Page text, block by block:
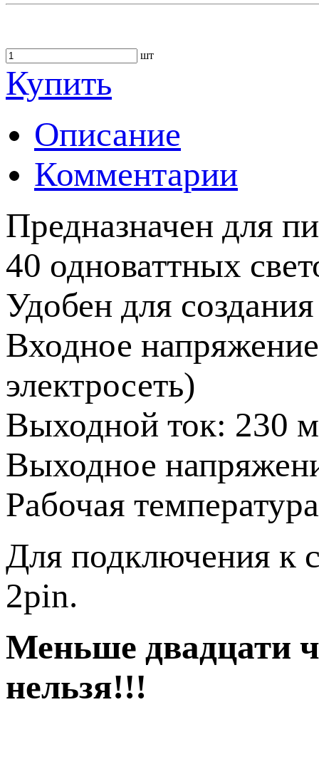
шт
Купить
Описание
Комментарии
Предназначен для
40 одноваттных
Удобен для
Входное
электросеть)
Выходной ток: 230
Выходное
Рабочая
Для подключения к
2pin.
Меньше двадцати
нельзя!!!